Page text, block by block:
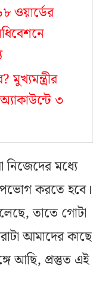
ওয়ার্ডের
মুখ্যমন্ত্রীর
৩
মধ্যে
করতে হবে।
তাতে গোটা
আমাদের কাছে
আছি, প্রস্তুত এই